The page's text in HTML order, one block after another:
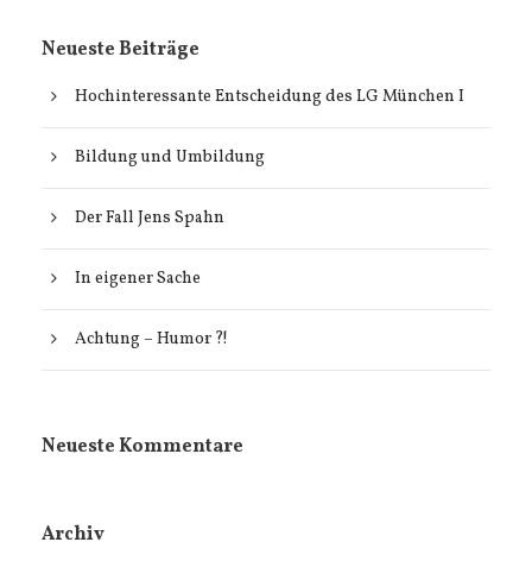
Neueste Beiträge
Hochinteressante Entscheidung des LG München I
Bildung und Umbildung
Der Fall Jens Spahn
In eigener Sache
Achtung – Humor ?!
Neueste Kommentare
Archiv